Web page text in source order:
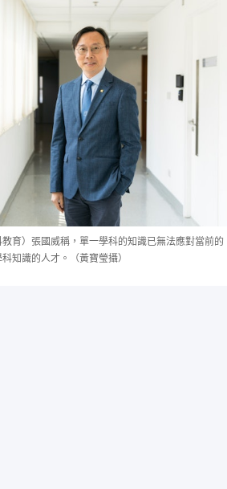
育）張國威稱，單一學科的知識已無法應對當前的
知識的人才。（黃寶瑩攝）